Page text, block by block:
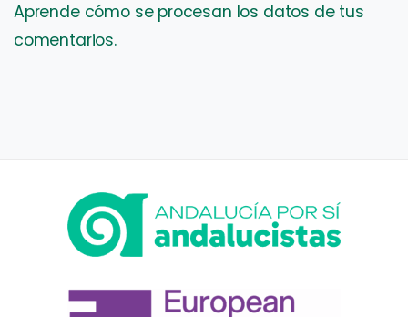
Aprende cómo se procesan los datos de tus
comentarios.